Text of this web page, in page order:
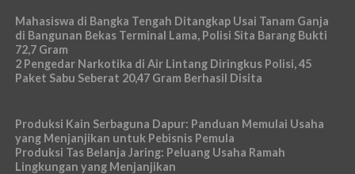
Mahasiswa di Bangka Tengah Ditangkap Usai Tanam Ganja
di Bangunan Bekas Terminal Lama, Polisi Sita Barang Bukti
72,7 Gram
2 Pengedar Narkotika di Air Lintang Diringkus Polisi, 45
Paket Sabu Seberat 20,47 Gram Berhasil Disita
Produksi Kain Serbaguna Dapur: Panduan Memulai Usaha
yang Menjanjikan untuk Pebisnis Pemula
Produksi Tas Belanja Jaring: Peluang Usaha Ramah
Lingkungan yang Menjanjikan